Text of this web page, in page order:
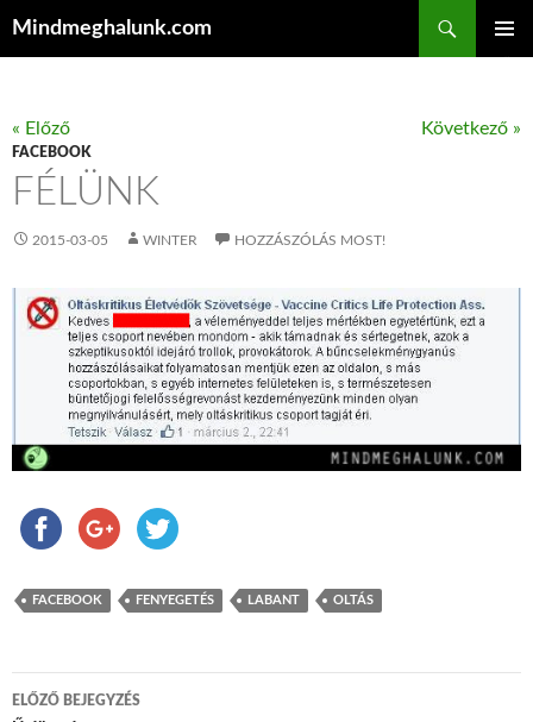
Mindmeghalunk.com
« Előző Következő »
FACEBOOK
FÉLÜNK
2015-03-05 WINTER HOZZÁSZÓLÁS MOST!
FACEBOOK FENYEGETÉS LABANT OLTÁS
ELŐZŐ BEJEGYZÉS